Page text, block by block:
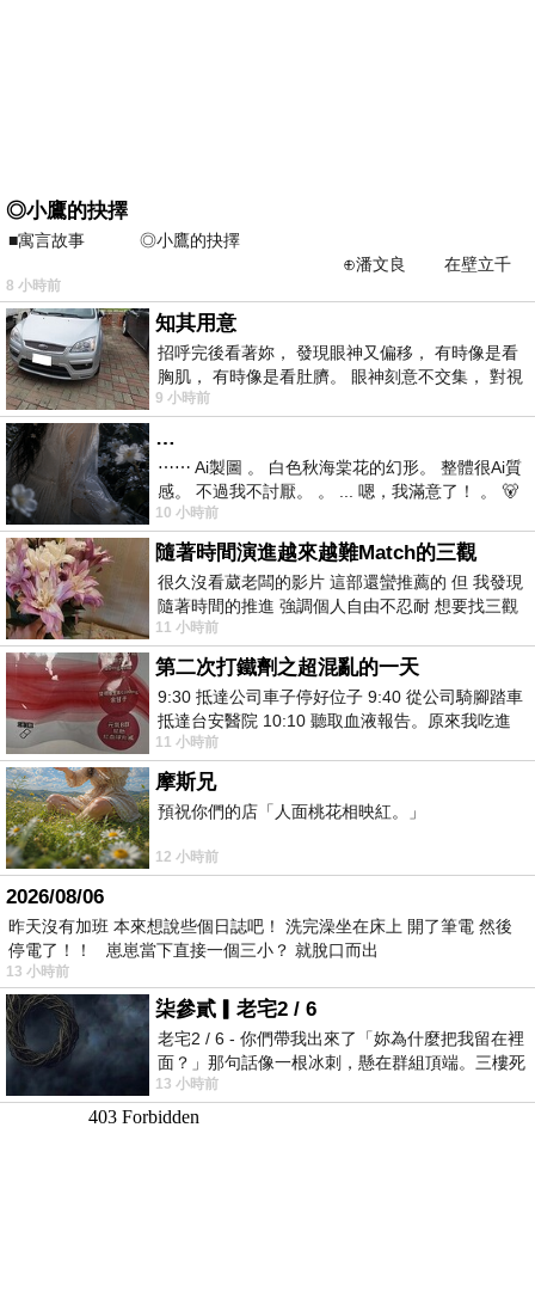
◎小鷹的抉擇
■寓言故事 ◎小鷹的抉擇
⊕潘文良 在壁立千
仞的懸崖上，有一座遮天蔽
8 小時前
知其用意
招呼完後看著妳， 發現眼神又偏移， 有時像是看
胸肌， 有時像是看肚臍。 眼神刻意不交集， 對視
視線不對齊， 讓我很難不
9 小時前
…
⋯⋯ Ai製圖 。 白色秋海棠花的幻形。 整體很Ai質
感。 不過我不討厭。 。 ... 嗯，我滿意了！ 。 🐻
昨中
10 小時前
隨著時間演進越來越難Match的三觀
很久沒看葳老闆的影片 這部還蠻推薦的 但 我發現
隨著時間的推進 強調個人自由不忍耐 想要找三觀
接近的不要說對象 連朋友都超
11 小時前
第二次打鐵劑之超混亂的一天
9:30 抵達公司車子停好位子 9:40 從公司騎腳踏車
抵達台安醫院 10:10 聽取血液報告。原來我吃進
去的 B12 彌可保並非沒有吸收而是超
11 小時前
摩斯兄
預祝你們的店「人面桃花相映紅。」
12 小時前
2026/08/06
昨天沒有加班 本來想說些個日誌吧！ 洗完澡坐在床上 開了筆電 然後
停電了！！ 崽崽當下直接一個三小？ 就脫口而出
13 小時前
柒參貳▎老宅2 / 6
老宅2 / 6 - 你們帶我出來了「妳為什麼把我留在裡
面？」那句話像一根冰刺，懸在群組頂端。三樓死
死盯著照片裡的人。那個人確實站在
13 小時前